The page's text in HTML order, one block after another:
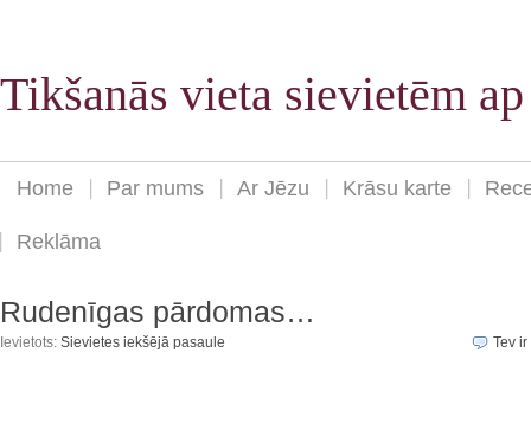
Tikšanās vieta sievietēm
Home Par mums Ar Jēzu Krāsu karte
Reklāma
Rudenīgas pārdomas…
Ievietots: Sievietes iekšējā pasaule Tev ir